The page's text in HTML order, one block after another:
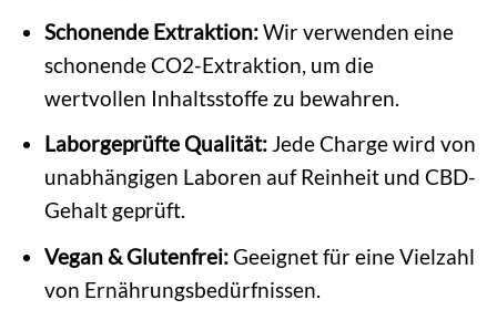
Schonende Extraktion:Wir verwenden eine
schonende CO2-Extraktion, um die
wertvollen Inhaltsstoffe zu bewahren.
Laborgeprüfte Qualität: Jede Charge wird von
unabhängigen Laboren auf Reinheit und CBD-
Gehalt geprüft.
Vegan & Glutenfrei:Geeignet für eine Vielzahl
von Ernährungsbedürfnissen.